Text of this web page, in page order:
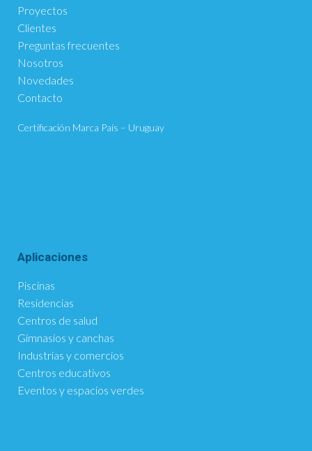
Proyectos
Clientes
Preguntas frecuentes
Nosotros
Novedades
Contacto
Certificación Marca País – Uruguay
Aplicaciones
Piscinas
Residencias
Centros de salud
Gimnasios y canchas
Industrias y comercios
Centros educativos
Eventos y espacios verdes